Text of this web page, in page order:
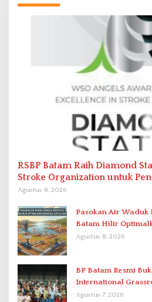
RSBP Batam Raih Diamond
Stroke Organization untuk
Berstandar Internasional
Agustus 8, 2026
Pasokan Air Waduk
Batam Hilir
Antar-IPAM
Agustus 8, 2026
BP Batam Resmi
International
di Stadion
Agustus 7, 2026